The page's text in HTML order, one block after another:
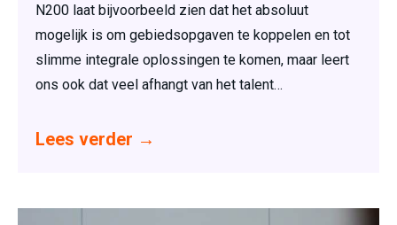
N200 laat bijvoorbeeld zien dat het absoluut
mogelijk is om gebiedsopgaven te koppelen en tot
slimme integrale oplossingen te komen, maar leert
ons ook dat veel afhangt van het talent…
Lees verder →